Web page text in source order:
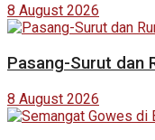
8 August 2026
Pasang-Surut dan
8 August 2026